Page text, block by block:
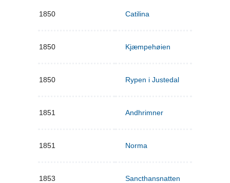
1850 Catilina
1850 Kjæmpehøien
1850 Rypen i Justedal
1851 Andhrimner
1851 Norma
1853 Sancthansnatten